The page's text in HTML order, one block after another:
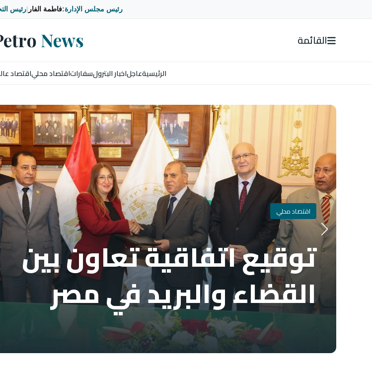
رئيس مجلس الإدارة:فاطمة الفار رئيس
القائمة News
الرئيسيةعاجلاخبار البترولسفاراتاقتصاد محلياقتصاد
اقتصاد محلي
توقيع اتفاقية تعاون بين
القضاء والبريد في مصر